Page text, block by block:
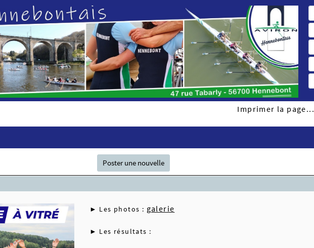
Imprimer la page...
Poster une nouvelle
► Les photos : galerie
► Les résultats :